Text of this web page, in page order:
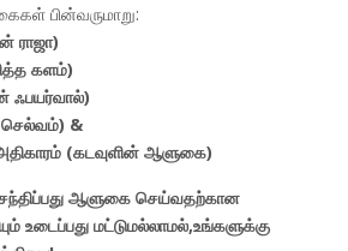
பின்வருமாறு:
ராஜா)
களம்)
ஃபயர்வால்)
செல்வம்) &
(கடவுளின் ஆளுகை)
ஆளுகை செய்வதற்கான
உடைப்பது மட்டுமல்லாமல்,உங்களுக்கு